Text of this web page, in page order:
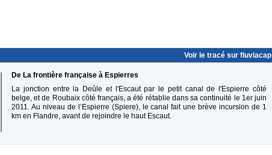
Voir le tracé sur fluviacap
De La frontière française à Espierres
La jonction entre la Deûle et l'Escaut par le petit canal de l'Espierre côté
belge, et de Roubaix côté français, a été rétablie dans sa continuité le 1er juin
2011. Au niveau de l’Espierre (Spiere), le canal fait une brève incursion de 1
km en Flandre, avant de rejoindre le haut Escaut.